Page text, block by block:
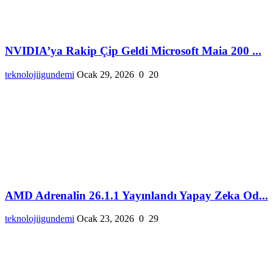
NVIDIA’ya Rakip Çip Geldi Microsoft Maia 200 ...
teknolojiigundemi Ocak 29, 2026 0 20
AMD Adrenalin 26.1.1 Yayınlandı Yapay Zeka Od...
teknolojiigundemi Ocak 23, 2026 0 29